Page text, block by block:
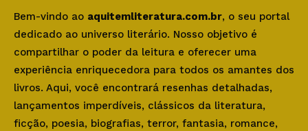
Bem-vindo ao aquitemliteratura.com.br, o seu portal
dedicado ao universo literário. Nosso objetivo é
compartilhar o poder da leitura e oferecer uma
experiência enriquecedora para todos os amantes dos
livros. Aqui, você encontrará resenhas detalhadas,
lançamentos imperdíveis, clássicos da literatura,
ficção, poesia, biografias, terror, fantasia, romance,